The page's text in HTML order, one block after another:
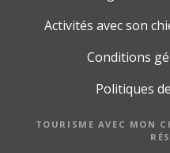
Activités avec son
Conditions
Politiques
TOURISME AVEC MON